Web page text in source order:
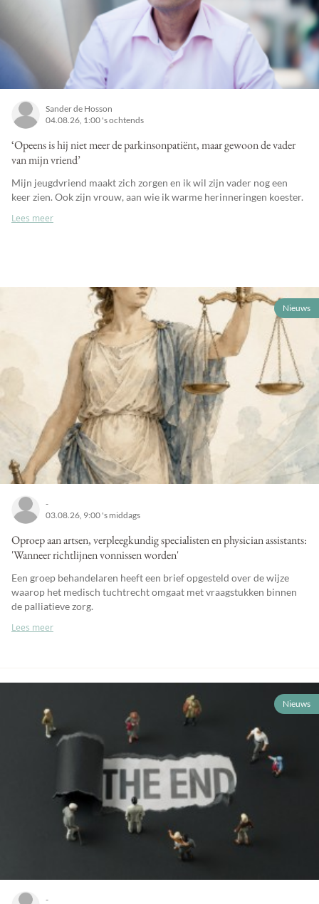
Sander de Hosson
04.08.26, 1:00 's ochtends
‘Opeens is hij niet meer de parkinsonpatiënt, maar gewoon de vader
van mijn vriend’
Mijn jeugdvriend maakt zich zorgen en ik wil zijn vader nog een
keer zien. Ook zijn vrouw, aan wie ik warme herinneringen koester.
Lees meer
Nieuws
-
03.08.26, 9:00 's middags
Oproep aan artsen, verpleegkundig specialisten en physician assistants:
'Wanneer richtlijnen vonnissen worden'
Een groep behandelaren heeft een brief opgesteld over de wijze
waarop het medisch tuchtrecht omgaat met vraagstukken binnen
de palliatieve zorg.
Lees meer
Nieuws
-